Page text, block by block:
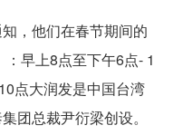
，他们在春节期间的
早上8点至下午6点- 1
点大润发是中国台湾
团总裁尹衍梁创设。